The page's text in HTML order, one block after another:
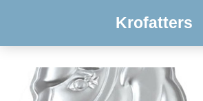
Krofatters